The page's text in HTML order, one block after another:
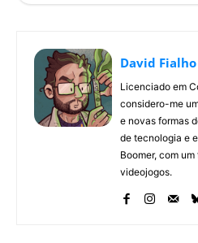
David Fialho
Licenciado em
considero-me
e novas formas
de tecnologia e
Boomer, com
videojogos.